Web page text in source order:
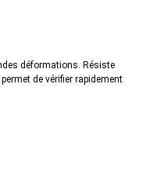
déformations. Résiste
de vérifier rapidement